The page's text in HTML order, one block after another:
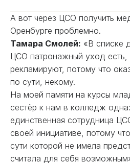
А вот через ЦСО получить
Оренбурге проблемно.
Тамара Смолей: «В списке
ЦСО патронажный уход есть,
рекламируют, потому что
по сути, некому.
На моей памяти на курсы
сестёр к нам в колледж
единственная сотрудница
своей инициативе, потому
сути которой не имела
считала для себя